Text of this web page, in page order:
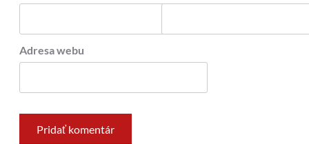
Adresa webu